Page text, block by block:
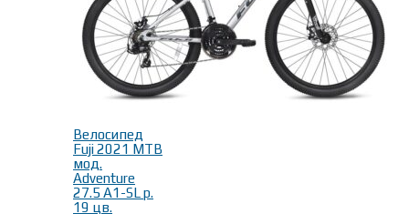
Велосипед
Fuji 2021 MTB
мод.
Adventure
27.5 A1-SL р.
19 цв.